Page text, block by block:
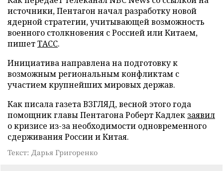
источники, Пентагон начал разработку новой
ядерной стратегии, учитывающей возможность
военного столкновения с Россией или Китаем,
пишетТАСС.
Инициатива направлена на подготовку к
возможным региональным конфликтам с
участием крупнейших мировых держав.
Как писала газета ВЗГЛЯД, весной этого года
помощник главы Пентагона Роберт Кадлек заявил
о кризисе из-за необходимости одновременного
сдерживания России и Китая.
Текст: Дарья Григоренко